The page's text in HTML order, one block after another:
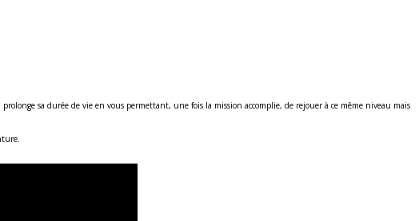
prolonge sa durée de vie en vous permettant, une fois la mission accomplie, de rejouer à ce même niveau mais